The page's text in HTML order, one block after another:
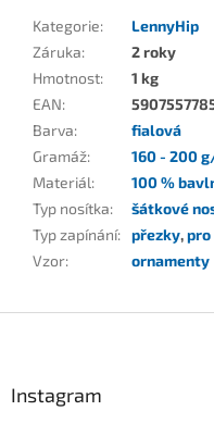
Kategorie:
LennyHip
Záruka:
2 roky
Hmotnost:
1 kg
EAN:
Barva:
fialová
Gramáž:
160 - 200
Materiál:
100 %
Typ nosítka: šátkové
Typ zapínání: přezky,pro
Vzor: ornamenty
Instagram